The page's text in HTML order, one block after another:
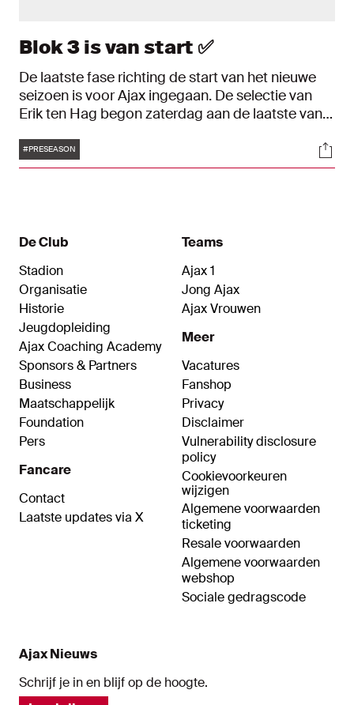
Blok 3 is van start ✅
De laatste fase richting de start van het nieuwe
seizoen is voor Ajax ingegaan. De selectie van
Erik ten Hag begon zaterdag aan de laatste van
Tags
#PRESEASON
De Club
Stadion
Organisatie
Historie
Jeugdopleiding
Ajax Coaching Academy
Sponsors & Partners
Business
Maatschappelijk
Foundation
Pers
Fancare
Contact
Laatste updates via X
Teams
Ajax 1
Jong Ajax
Ajax Vrouwen
Meer
Vacatures
Fanshop
Privacy
Disclaimer
Vulnerability disclosure
policy
Cookievoorkeuren
wijzigen
Algemene voorwaarden
ticketing
Resale voorwaarden
Algemene voorwaarden
webshop
Sociale gedragscode
Ajax Nieuws
Schrijf je in en blijf op de hoogte.